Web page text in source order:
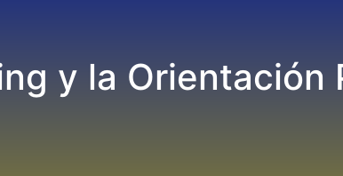
y la Orientación